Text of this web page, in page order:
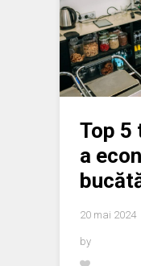
Top 5
a
20 mai 2024
by